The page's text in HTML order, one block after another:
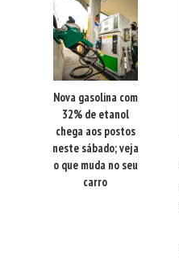
Nova gasolina com
32% de etanol
chega aos postos
neste sábado; veja
o que muda no seu
carro